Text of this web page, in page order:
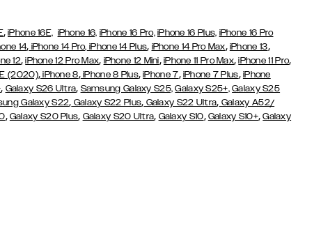
,iPhone 16E, iPhone 16, iPhone 16 Pro, iPhone 16 Plus, iPhone 16 Pro
14, iPhone 14 Pro, iPhone 14 Plus, iPhone 14 Pro Max, iPhone 13,
12,iPhone 12 Pro Max, iPhone 12 Mini, iPhone 11 Pro Max,iPhone 11 Pro,
(2020),iPhone 8,iPhone 8 Plus,iPhone 7, iPhone 7 Plus, iPhone
, Galaxy S26 Ultra, Samsung Galaxy S25, Galaxy S25+, Galaxy S25
Galaxy S22, Galaxy S22 Plus, Galaxy S22 Ultra, Galaxy A52/
, Galaxy S20 Plus, Galaxy S20 Ultra, Galaxy S10, Galaxy S10+,Galaxy